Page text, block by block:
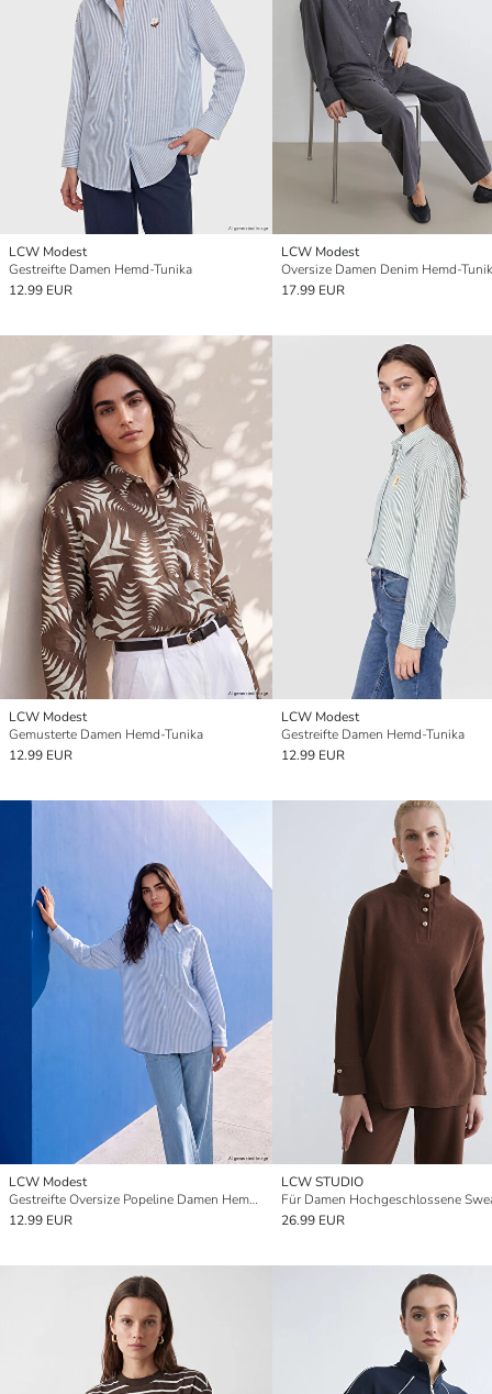
LCW Modest
Gestreifte Damen Hemd-Tunika
12.99 EUR
LCW Modest
Oversize Damen Denim Hemd-
17.99 EUR
LCW Modest
Gemusterte Damen Hemd-Tunika
12.99 EUR
LCW Modest
Gestreifte Damen Hemd-Tunika
12.99 EUR
LCW Modest
Gestreifte Oversize Popeline Damen Hemd-Tunika
12.99 EUR
LCW STUDIO
26.99 EUR